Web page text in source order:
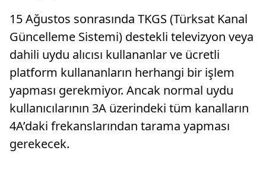
15 Ağustos sonrasında TKGS (Türksat Kanal
Güncelleme Sistemi) destekli televizyon veya
dahili uydu alıcısı kullananlar ve ücretli
platform kullananların herhangi bir işlem
yapması gerekmiyor. Ancak normal uydu
kullanıcılarının 3A üzerindeki tüm kanalların
4A’daki frekanslarından tarama yapması
gerekecek.